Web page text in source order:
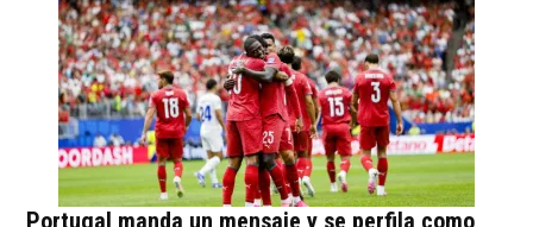
Portugal manda un mensaje y se perfila como